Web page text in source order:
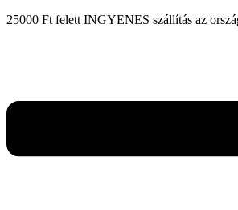
25000 Ft felett INGYENES szállítás az